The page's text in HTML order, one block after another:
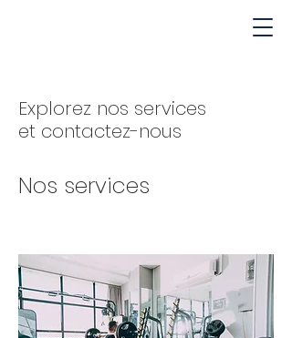
Explorez nos services
et contactez-nous
Nos services